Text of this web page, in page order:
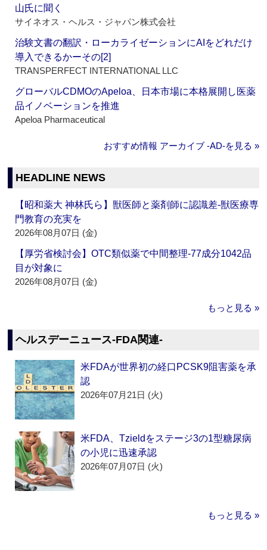
山氏に聞く
サイネオス・ヘルス・ジャパン株式会社
治験文書の翻訳・ローカライゼーションにAIをどれだけ
導入できるかーその[2]
TRANSPERFECT INTERNATIONAL LLC
グローバルCDMOのApeloa、日本市場に本格展開し医薬
品イノベーションを推進
Apeloa Pharmaceutical
おすすめ情報 アーカイブ ‐AD‐を見る »
HEADLINE NEWS
【昭和薬大 神林氏ら】獣医師と薬剤師に認識差‐獣医療専
門教育の充実を
2026年08月07日 (金)
【厚労省検討会】OTC類似薬で中間整理‐77成分1042品
目が対象に
2026年08月07日 (金)
もっと見る »
ヘルスデーニュース‐FDA関連‐
米FDAが世界初の経口PCSK9阻害薬を承
認
2026年07月21日 (火)
米FDA、Tzieldをステージ3の1型糖尿病
の小児に迅速承認
2026年07月07日 (火)
もっと見る »